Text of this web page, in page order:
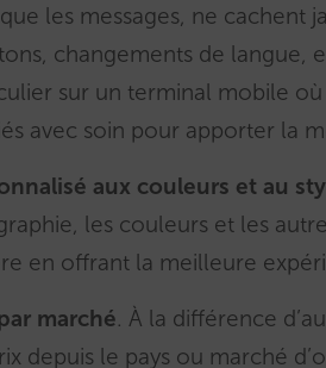
les messages, ne cachent
changements de langue,
sur un terminal mobile où
avec soin pour apporter la
aux couleurs et au
les couleurs et les
en offrant la meilleure
marché. À la différence
depuis le pays ou marché